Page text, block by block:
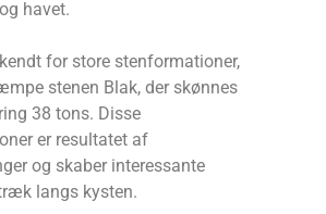
havet.
for store stenformationer,
stenen Blak, der skønnes
38 tons. Disse
er resultatet af
og skaber interessante
langs kysten.